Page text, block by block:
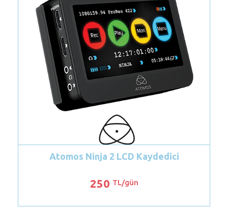
Canon RF 70-200mm f/4L IS USM Lens
1500TL/gün